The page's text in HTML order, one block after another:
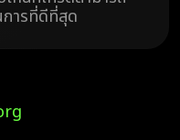
การที่ดีที่สุด